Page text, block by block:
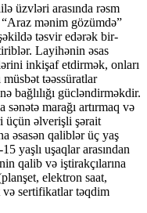
üzvləri arasında rəsm
mənim gözümdə”
təsvir edərək bir-
Layihənin əsas
inkişaf etdirmək, onları
təəssüratlar
bağlılığı gücləndirməkdir.
sənətə marağı artırmaq və
üçün əlverişli şərait
əsasən qaliblər üç yaş
yaşlı uşaqlar arasından
qalib və iştirakçılarına
elektron saat,
sertifikatlar təqdim